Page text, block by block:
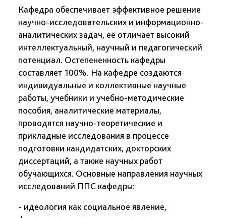
Кафедра обеспечивает эффективное решение
научно-исследовательских и информационно-
аналитических задач, её отличает высокий
интеллектуальный, научный и педагогический
потенциал. Остепененность кафедры
составляет 100%. На кафедре создаются
индивидуальные и коллективные научные
работы, учебники и учебно-методические
пособия, аналитические материалы,
проводятся научно-теоретические и
прикладные исследования в процессе
подготовки кандидатских, докторских
диссертаций, а также научных работ
обучающихся. Основные направления научных
исследований ППС кафедры:
- идеология как социальное явление,